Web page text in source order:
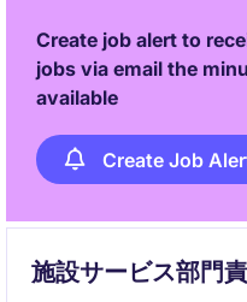
Create job alert to
jobs via email the
available
Create Job
施設サービス部門